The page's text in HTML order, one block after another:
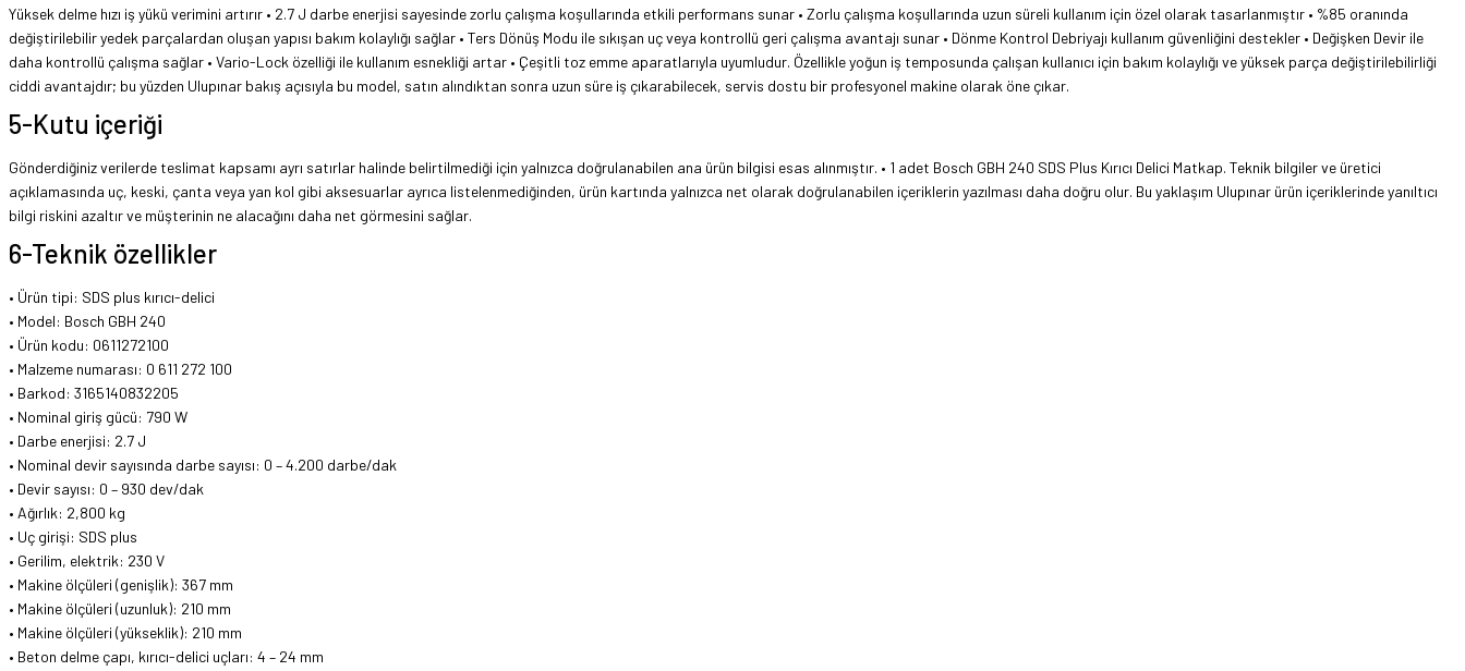
Yüksek delme hızı iş yükü verimini artırır • 2.7 J darbe enerjisi sayesinde zorlu çalışma koşullarında etkili performans sunar • Zorlu çalışma koşullarında uzun süreli kullanım için özel olarak tasarlanmıştır • %85 oranında
değiştirilebilir yedek parçalardan oluşan yapısı bakım kolaylığı sağlar • Ters Dönüş Modu ile sıkışan uç veya kontrollü geri çalışma avantajı sunar • Dönme Kontrol Debriyajı kullanım güvenliğini destekler • Değişken Devir ile
daha kontrollü çalışma sağlar • Vario-Lock özelliği ile kullanım esnekliği artar • Çeşitli toz emme aparatlarıyla uyumludur. Özellikle yoğun iş temposunda çalışan kullanıcı için bakım kolaylığı ve yüksek parça değiştirilebilirliği
ciddi avantajdır; bu yüzden Ulupınar bakış açısıyla bu model, satın alındıktan sonra uzun süre iş çıkarabilecek, servis dostu bir profesyonel makine olarak öne çıkar.
5-Kutu içeriği
Gönderdiğiniz verilerde teslimat kapsamı ayrı satırlar halinde belirtilmediği için yalnızca doğrulanabilen ana ürün bilgisi esas alınmıştır. • 1 adet Bosch GBH 240 SDS Plus Kırıcı Delici Matkap. Teknik bilgiler ve üretici
açıklamasında uç, keski, çanta veya yan kol gibi aksesuarlar ayrıca listelenmediğinden, ürün kartında yalnızca net olarak doğrulanabilen içeriklerin yazılması daha doğru olur. Bu yaklaşım Ulupınar ürün içeriklerinde yanıltıcı
bilgi riskini azaltır ve müşterinin ne alacağını daha net görmesini sağlar.
6-Teknik özellikler
• Ürün tipi: SDS plus kırıcı-delici
• Model: Bosch GBH 240
• Ürün kodu: 0611272100
• Malzeme numarası: 0 611 272 100
• Barkod: 3165140832205
• Nominal giriş gücü: 790 W
• Darbe enerjisi: 2.7 J
• Nominal devir sayısında darbe sayısı: 0 – 4.200 darbe/dak
• Devir sayısı: 0 – 930 dev/dak
• Ağırlık: 2,800 kg
• Uç girişi: SDS plus
• Gerilim, elektrik: 230 V
• Makine ölçüleri (genişlik): 367 mm
• Makine ölçüleri (uzunluk): 210 mm
• Makine ölçüleri (yükseklik): 210 mm
• Beton delme çapı, kırıcı-delici uçları: 4 – 24 mm